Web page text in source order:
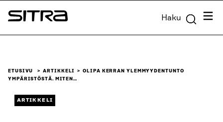
Siirry
suoraan
Sitra Haku
ETUSIVU ARTIKKELI
OLIPA KERRAN YLEMMYYDENTUNTO
YMPÄRISTÖSTÄ. MITEN…
ARTIKKELI